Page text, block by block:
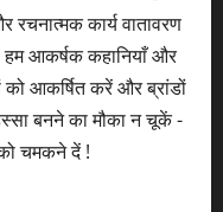
कार्य वातावरण
आकर्षक कहानियाँ और
आकर्षित करें और ब्रांडों
बनने का मौका न चूकें -
चमकने दें !